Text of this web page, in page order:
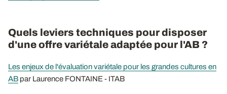
Quels leviers techniques pour disposer
d'une offre variétale adaptée pour l'AB ?
Les enjeux de l'évaluation variétale pour les grandes cultures en
AB par Laurence FONTAINE - ITAB